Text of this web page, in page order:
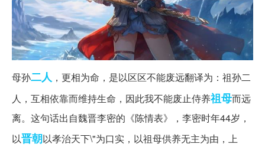
母孙二人 ，更相为命，是以区区不能废远翻译为：祖孙二
人，互相依靠而维持生命，因此我不能废止侍养祖母而远
离。这句话出自魏晋李密的《陈情表》，李密时年44岁，
以晋朝以孝治天下\"为口实，以祖母供养无主为由，上